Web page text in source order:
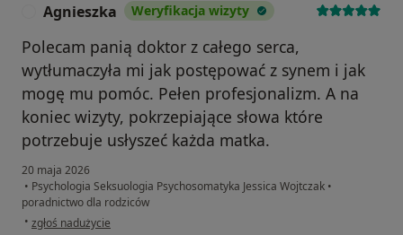
Agnieszka Weryfikacja wizyty
Polecam panią doktor z całego serca,
wytłumaczyła mi jak postępować z synem i jak
mogę mu pomóc. Pełen profesjonalizm. A na
koniec wizyty, pokrzepiające słowa które
potrzebuje usłyszeć każda matka.
20 maja 2026
• Psychologia Seksuologia Psychosomatyka Jessica Wojtczak •
poradnictwo dla rodziców
• w opinii użytkownika Agnieszka
zgłoś nadużycie